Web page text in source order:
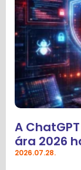
A
ára 2026
2026.07.28.